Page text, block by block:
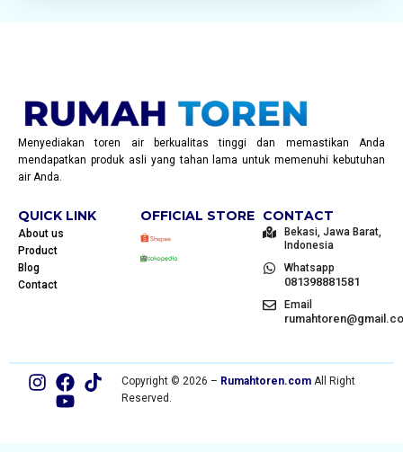
Menyediakan toren air berkualitas tinggi dan memastikan Anda
mendapatkan produk asli yang tahan lama untuk memenuhi kebutuhan
air Anda.
QUICK LINK
About us
Product
Blog
Contact
OFFICIAL STORE CONTACT
Bekasi, Jawa Barat,
Indonesia
Whatsapp
081398881581
Email
Copyright © 2026 – Rumahtoren.comAll Right
Reserved.